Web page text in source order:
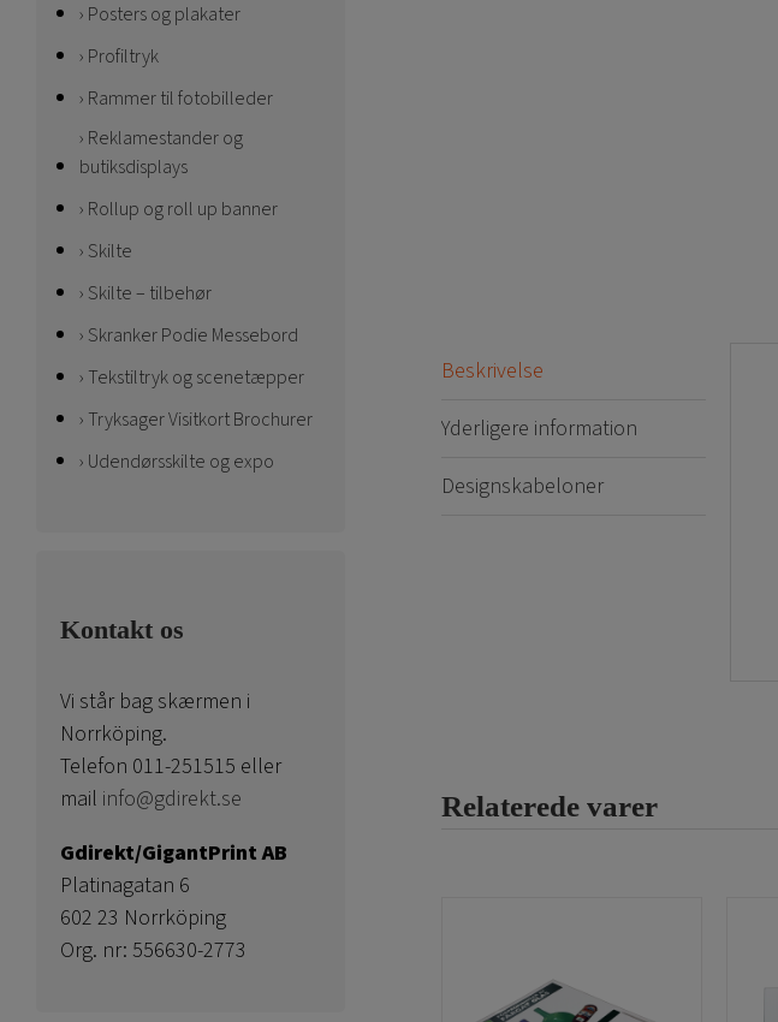
Beskrivelse
Yderligere information
Designskabeloner
Relaterede varer
Posters og plakater
Profiltryk
Rammer til fotobilleder
Reklamestander og
butiksdisplays
Rollup og roll up banner
Skilte
Skilte – tilbehør
Skranker Podie Messebord
Tekstiltryk og scenetæpper
Tryksager Visitkort Brochurer
Udendørsskilte og expo
Kontakt os
Vi står bag skærmen i
Norrköping.
Telefon 011-251515 eller
mail info@gdirekt.se
Gdirekt/GigantPrint AB
Platinagatan 6
602 23 Norrköping
Org. nr: 556630-2773